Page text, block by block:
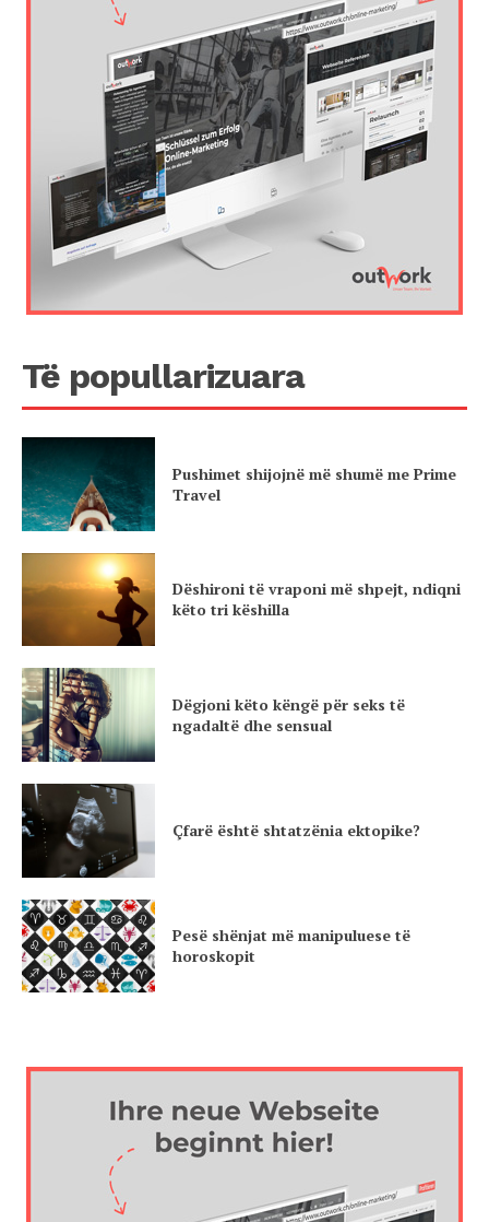
Të popullarizuara
Pushimet shijojnë më shumë me Prime
Travel
Dëshironi të vraponi më shpejt, ndiqni
këto tri këshilla
Dëgjoni këto këngë për seks të
ngadaltë dhe sensual
Çfarë është shtatzënia ektopike?
Pesë shënjat më manipuluese të
horoskopit